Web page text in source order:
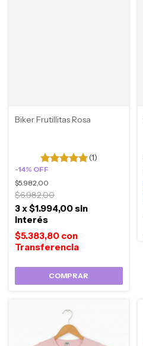
Biker Frutillitas Rosa
(1)
-14% OFF
$5.982,00
$6.982,00
$5.383,80 con
3x$1.994,00sin
interés
COMPRAR